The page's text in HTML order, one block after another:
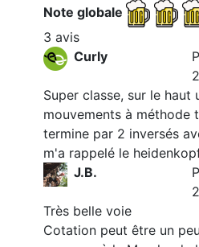
Note globale
3 avis
Curly
Super classe, sur le haut
mouvements à méthode
termine par 2 inversés
m'a rappelé le
J.B.
Très belle voie
Cotation peut être un